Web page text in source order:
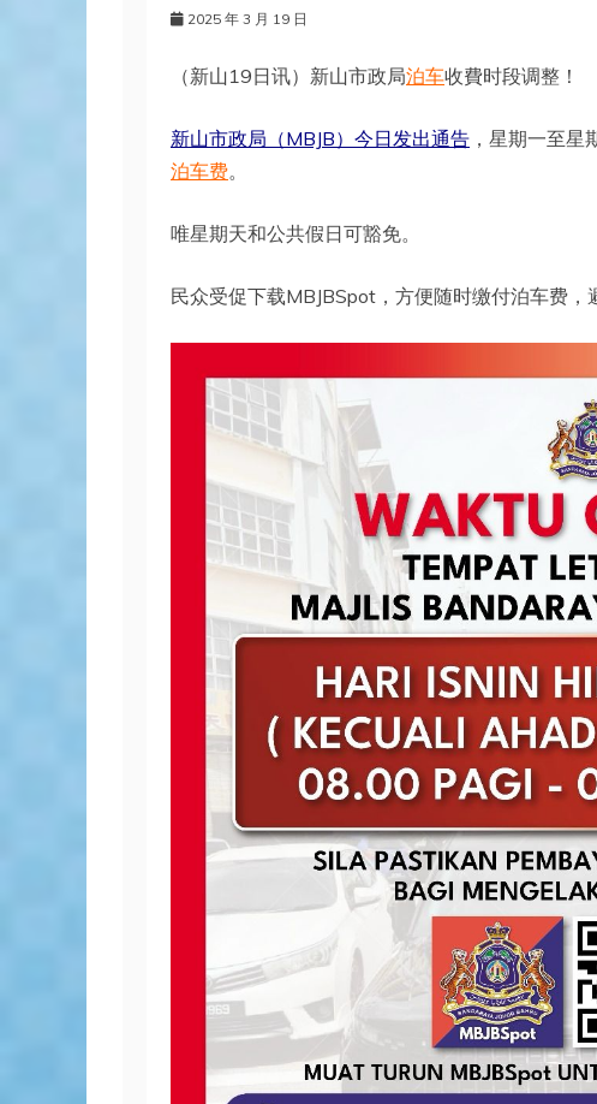
2025 年 3 月 19 日
（新山19日讯）新山市政局泊车收費时段调整！
新山市政局（MBJB）今日发出通告 ，星期一至
泊车费。
唯星期天和公共假日可豁免。
民众受促下载MBJBSpot，方便随时缴付泊车费，